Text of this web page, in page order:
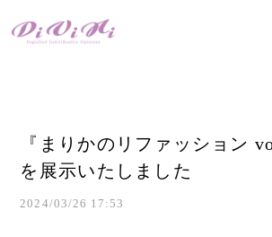
『まりかのリファッション
を展示いたしました
2024/03/26 17:53